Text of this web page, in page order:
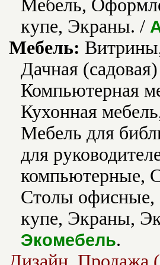
Мебель,
купе, Экраны. /
Мебель:
Дачная
Компьютерная
Кухонная
Мебель для
для
компьютерные,
Столы
купе, Экраны,
Экомебель.